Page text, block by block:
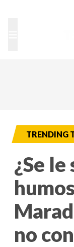
TRENDING
¿Se
no